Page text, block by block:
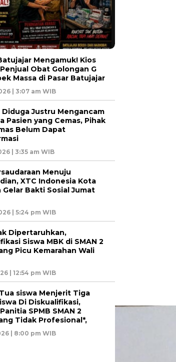
Mengamuk! Kios
Obat Golongan G
Massa di Pasar Batujajar
| 3:07 am WIB
Diduga Justru Mengancam
Pasien yang Cemas, Pihak
Belum Dapat
| 3:35 am WIB
Menuju
XTC Indonesia Kota
Gelar Bakti Sosial Jumat
| 5:24 pm WIB
Dipertaruhkan,
Siswa MBK di SMAN 2
Picu Kemarahan Wali
| 12:54 pm WIB
siswa Menjerit Tiga
Di Diskualifikasi,
SPMB SMAN 2
Tidak Profesional*,
| 8:00 pm WIB